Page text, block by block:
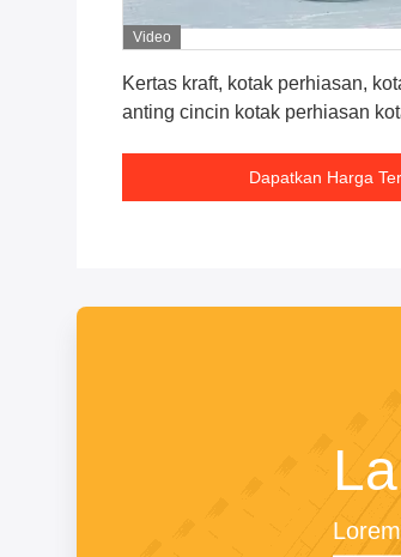
Video
Kertas kraft, kotak perhiasan,
anting cincin kotak perhiasan
Dapatkan Harga